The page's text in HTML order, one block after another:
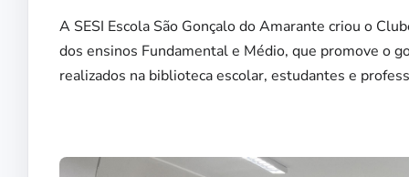
A SESI Escola São Gonçalo do Amarante criou o
dos ensinos Fundamental e Médio, que promove o
realizados na biblioteca escolar, estudantes e